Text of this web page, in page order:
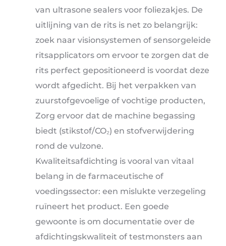
van ultrasone sealers voor foliezakjes. De
uitlijning van de rits is net zo belangrijk:
zoek naar visionsystemen of sensorgeleide
ritsapplicators om ervoor te zorgen dat de
rits perfect gepositioneerd is voordat deze
wordt afgedicht. Bij het verpakken van
zuurstofgevoelige of vochtige producten,
Zorg ervoor dat de machine begassing
biedt (stikstof/CO₂) en stofverwijdering
rond de vulzone.
Kwaliteitsafdichting is vooral van vitaal
belang in de farmaceutische of
voedingssector: een mislukte verzegeling
ruïneert het product. Een goede
gewoonte is om documentatie over de
afdichtingskwaliteit of testmonsters aan